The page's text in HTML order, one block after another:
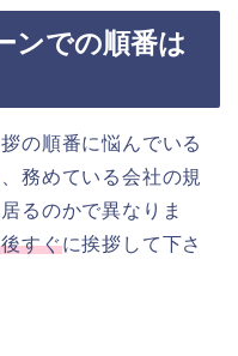
ンでの順番は
の順番に悩んでいる
務めている会社の規
るのかで異なりま
すぐに挨拶して下さ